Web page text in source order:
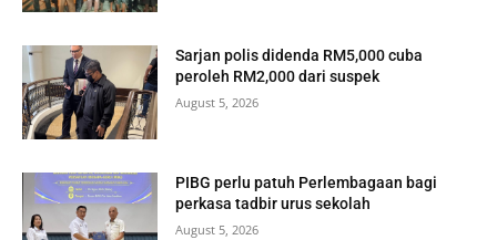
Sarjan polis didenda RM5,000 cuba
peroleh RM2,000 dari suspek
August 5, 2026
PIBG perlu patuh Perlembagaan bagi
perkasa tadbir urus sekolah
August 5, 2026